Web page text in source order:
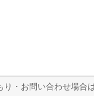
り・お問い合わせ場合